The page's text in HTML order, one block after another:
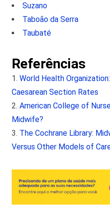
Suzano
Taboão da Serra
Taubaté
Referências
World Health
Caesarean Section Rates
American College of
Midwife?
The Cochrane Library:
Versus Other Models of